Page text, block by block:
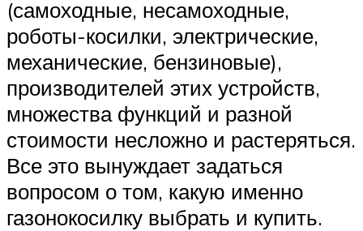
(самоходные, несамоходные,
роботы-косилки, электрические,
механические, бензиновые),
производителей этих устройств,
множества функций и разной
стоимости несложно и растеряться.
Все это вынуждает задаться
вопросом о том, какую именно
газонокосилку выбрать и купить.